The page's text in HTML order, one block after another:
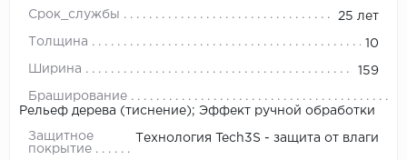
Срок_службы 25 лет
Толщина 10
Ширина 159
Браширование
Рельеф дерева (тиснение); Эффект ручной обработки
Защитное
покрытие
Технология Tech3S - защита от влаги